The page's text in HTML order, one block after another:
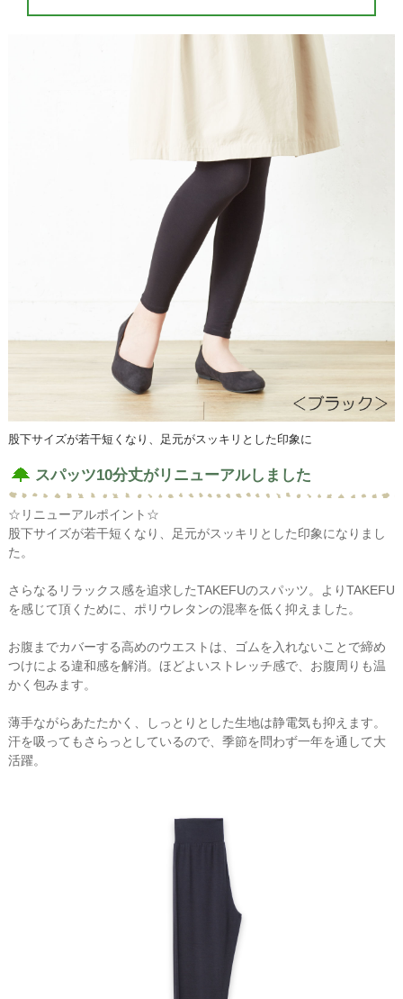
股下サイズが若干短くなり、足元がスッキリとした印象に
スパッツ10分丈がリニューアルしました
☆リニューアルポイント☆
股下サイズが若干短くなり、足元がスッキリとした印象になりまし
た。
さらなるリラックス感を追求したTAKEFUのスパッツ。よりTAKEFU
を感じて頂くために、ポリウレタンの混率を低く抑えました。
お腹までカバーする高めのウエストは、ゴムを入れないことで締め
つけによる違和感を解消。ほどよいストレッチ感で、お腹周りも温
かく包みます。
薄手ながらあたたかく、しっとりとした生地は静電気も抑えます。
汗を吸ってもさらっとしているので、季節を問わず一年を通して大
活躍。